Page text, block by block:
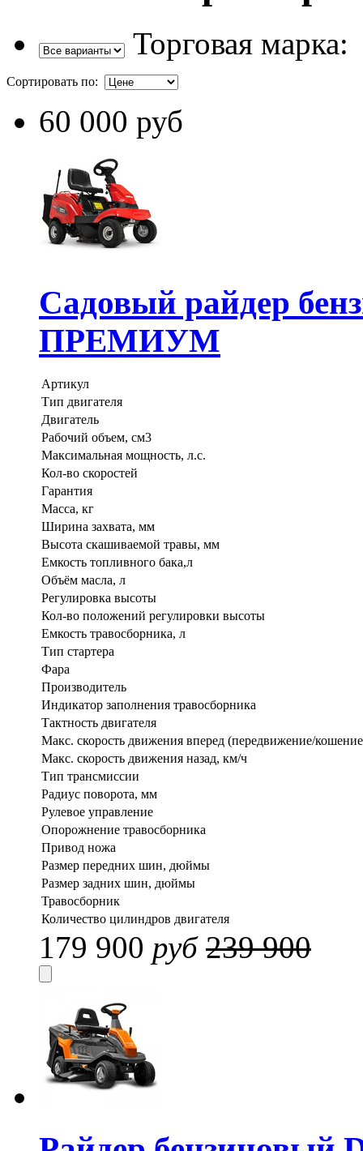
Торговая марка:
Сортировать по:
60 000 руб
Садовый райдер
ПРЕМИУМ
Артикул
Тип двигателя
Двигатель
Рабочий объем, см3
Максимальная мощность, л.с.
Кол-во скоростей
Гарантия
Масса, кг
Ширина захвата, мм
Высота скашиваемой травы, мм
Емкость топливного бака,л
Объём масла, л
Регулировка высоты
Кол-во положений регулировки высоты
Емкость травосборника, л
Тип стартера
Фара
Производитель
Индикатор заполнения травосборника
Тактность двигателя
Макс. скорость движения вперед (передвижение/
Макс. скорость движения назад, км/ч
Тип трансмиссии
Радиус поворота, мм
Рулевое управление
Опорожнение травосборника
Привод ножа
Размер передних шин, дюймы
Размер задних шин, дюймы
Травосборник
Количество цилиндров двигателя
179 900 руб 239 900